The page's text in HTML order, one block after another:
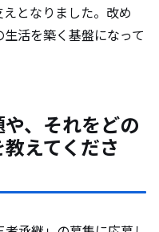
となりました。改め
活を築く基盤になって
、それをどの
えてくださ